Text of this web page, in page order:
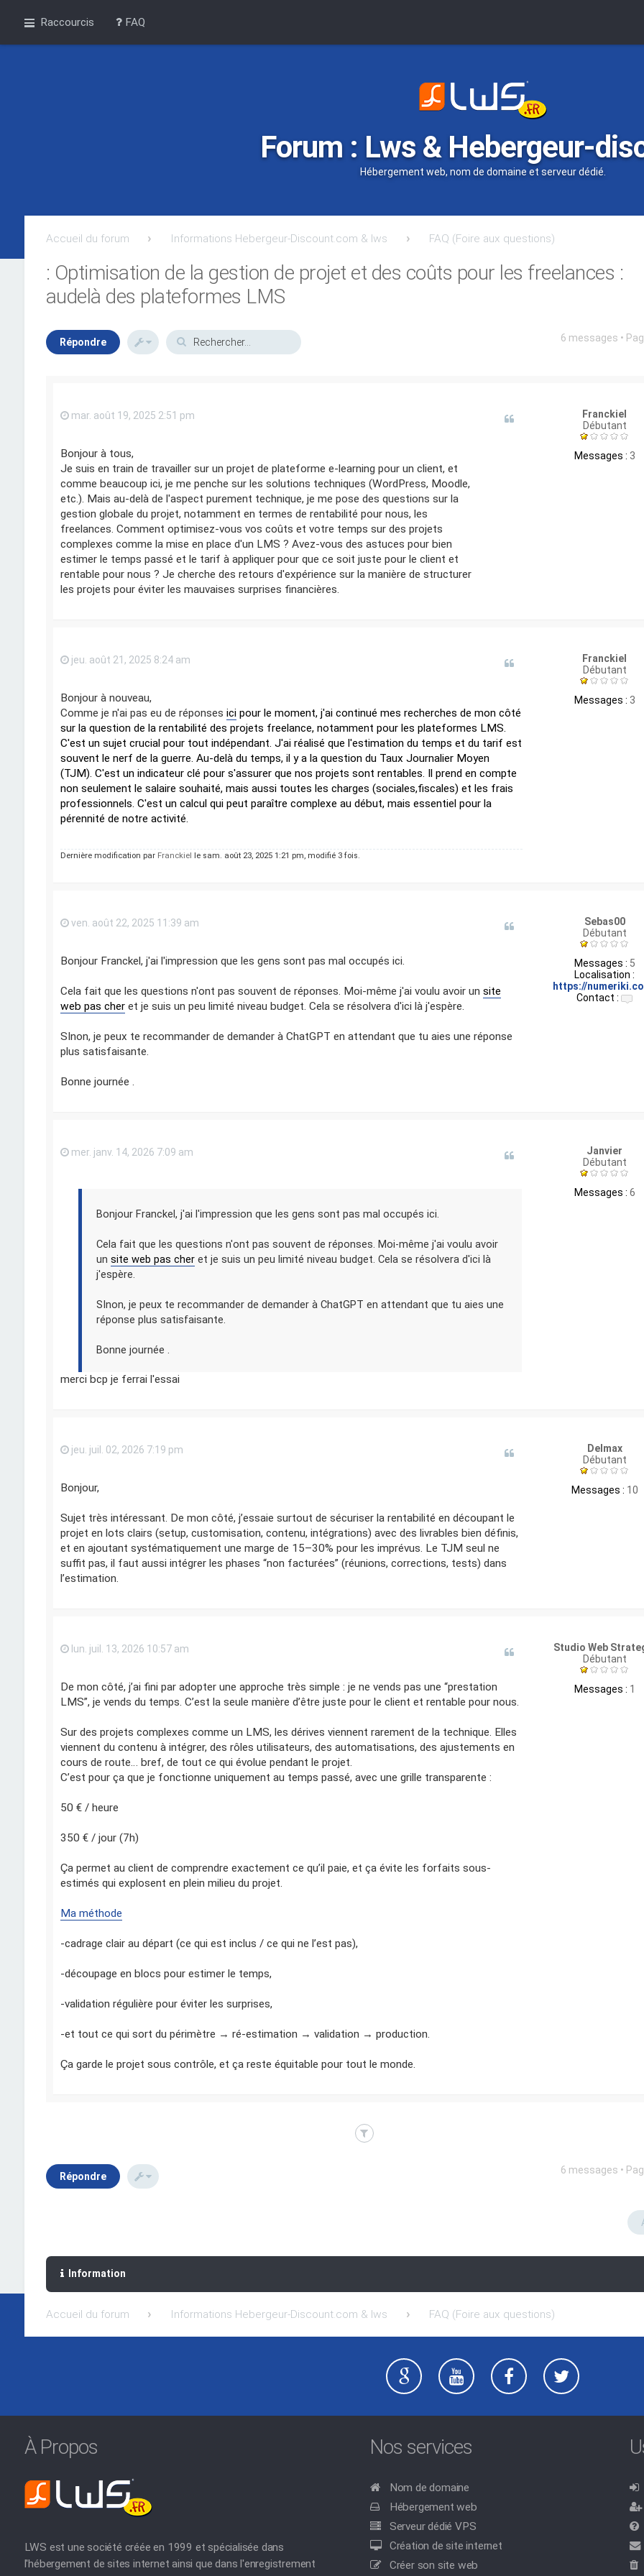
Raccourcis FAQ
Forum : Lws & Hebergeur-
Hébergement web, nom de domaine et serveur dédié.
Accueil du forum Informations Hebergeur-Discount.com & lws FAQ (Foire aux questions)
: Optimisation de la gestion de projet et des coûts pour les freelances :
audelà des plateformes LMS
Répondre 6 messages •
Franckiel
Débutant
Messages : 3
mar. août 19, 2025 2:51 pm
Bonjour à tous,
Je suis en train de travailler sur un projet de plateforme e-learning pour un client, et
comme beaucoup ici, je me penche sur les solutions techniques (WordPress, Moodle,
etc.). Mais au-delà de l'aspect purement technique, je me pose des questions sur la
gestion globale du projet, notamment en termes de rentabilité pour nous, les
freelances. Comment optimisez-vous vos coûts et votre temps sur des projets
complexes comme la mise en place d'un LMS ? Avez-vous des astuces pour bien
estimer le temps passé et le tarif à appliquer pour que ce soit juste pour le client et
rentable pour nous ? Je cherche des retours d'expérience sur la manière de structurer
les projets pour éviter les mauvaises surprises financières.
Franckiel
Débutant
Messages : 3
jeu. août 21, 2025 8:24 am
Bonjour à nouveau,
Comme je n'ai pas eu de réponses icipour le moment, j'ai continué mes recherches de mon côté
sur la question de la rentabilité des projets freelance, notamment pour les plateformes LMS.
C'est un sujet crucial pour tout indépendant. J'ai réalisé que l'estimation du temps et du tarif est
souvent le nerf de la guerre. Au-delà du temps, il y a la question du Taux Journalier Moyen
(TJM). C'est un indicateur clé pour s'assurer que nos projets sont rentables. Il prend en compte
non seulement le salaire souhaité, mais aussi toutes les charges (sociales,fiscales) et les frais
professionnels. C'est un calcul qui peut paraître complexe au début, mais essentiel pour la
pérennité de notre activité.
Dernière modification par Franckiel le sam. août 23, 2025 1:21 pm, modifié 3 fois.
Sebas00
Débutant
Messages : 5
Localisation :
https://
Contact :
ven. août 22, 2025 11:39 am
Bonjour Franckel, j'ai l'impression que les gens sont pas mal occupés ici.
Cela fait que les questions n'ont pas souvent de réponses. Moi-même j'ai voulu avoir un site
web pas cheret je suis un peu limité niveau budget. Cela se résolvera d'ici là j'espère.
SInon, je peux te recommander de demander à ChatGPT en attendant que tu aies une réponse
plus satisfaisante.
Bonne journée .
Janvier
Débutant
Messages : 6
mer. janv. 14, 2026 7:09 am
Bonjour Franckel, j'ai l'impression que les gens sont pas mal occupés ici.
Cela fait que les questions n'ont pas souvent de réponses. Moi-même j'ai voulu avoir
un site web pas cheret je suis un peu limité niveau budget. Cela se résolvera d'ici là
j'espère.
SInon, je peux te recommander de demander à ChatGPT en attendant que tu aies une
réponse plus satisfaisante.
Bonne journée .
merci bcp je ferrai l'essai
Delmax
Débutant
Messages : 10
jeu. juil. 02, 2026 7:19 pm
Bonjour,
Sujet très intéressant. De mon côté, j’essaie surtout de sécuriser la rentabilité en découpant le
projet en lots clairs (setup, customisation, contenu, intégrations) avec des livrables bien définis,
et en ajoutant systématiquement une marge de 15–30% pour les imprévus. Le TJM seul ne
suffit pas, il faut aussi intégrer les phases “non facturées” (réunions, corrections, tests) dans
l’estimation.
Studio Web
Débutant
Messages : 1
lun. juil. 13, 2026 10:57 am
De mon côté, j’ai fini par adopter une approche très simple : je ne vends pas une “prestation
LMS”, je vends du temps. C’est la seule manière d’être juste pour le client et rentable pour nous.
Sur des projets complexes comme un LMS, les dérives viennent rarement de la technique. Elles
viennent du contenu à intégrer, des rôles utilisateurs, des automatisations, des ajustements en
cours de route… bref, de tout ce qui évolue pendant le projet.
C’est pour ça que je fonctionne uniquement au temps passé, avec une grille transparente :
50 € / heure
350 € / jour (7h)
Ça permet au client de comprendre exactement ce qu’il paie, et ça évite les forfaits sous-
estimés qui explosent en plein milieu du projet.
Ma méthode
-cadrage clair au départ (ce qui est inclus / ce qui ne l’est pas),
-découpage en blocs pour estimer le temps,
-validation régulière pour éviter les surprises,
-et tout ce qui sort du périmètre → ré-estimation → validation → production.
Ça garde le projet sous contrôle, et ça reste équitable pour tout le monde.
Répondre
6 messages •
Information
Accueil du forum Informations Hebergeur-Discount.com & lws FAQ (Foire aux questions)
À Propos
LWS est une société créée en 1999 et spécialisée dans
l'hébergement de sites internet ainsi que dans l'enregistrement
Nos services
Nom de domaine
Hébergement web
Serveur dédié VPS
Création de site internet
Créer son site web